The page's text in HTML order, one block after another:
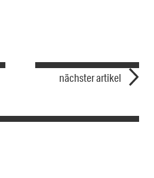
nächster artikel